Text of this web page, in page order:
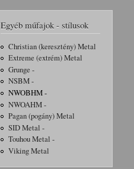
Egyéb műfajok - stílusok
Christian (keresztény) Metal
Extreme (extrém) Metal
Grunge -
NSBM -
NWOBHM -
NWOAHM -
Pagan (pogány) Metal
SID Metal -
Touhou Metal -
Viking Metal